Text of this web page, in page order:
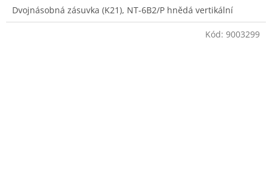
Dvojnásobná zásuvka (K21), NT-6B2/P hnědá vertikální
Kód: 9003299